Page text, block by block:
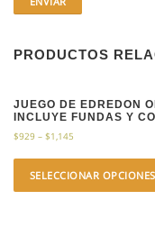
PRODUCTOS
JUEGO DE EDREDON
INCLUYE FUNDAS Y
$929 – $1,145
SELECCIONAR OPCIONES